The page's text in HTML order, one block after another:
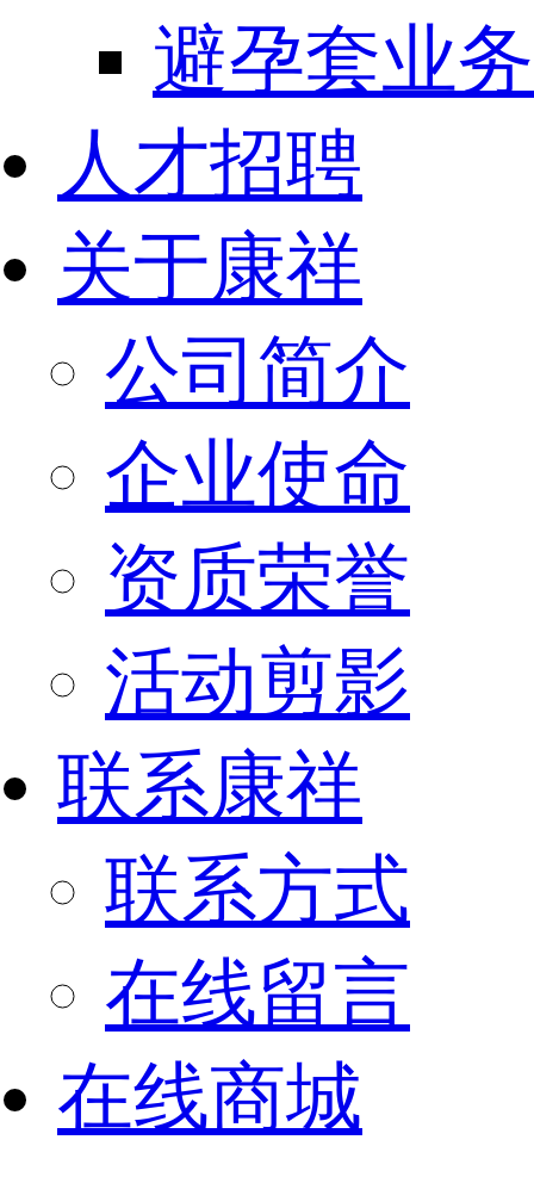
避孕套业务
人才招聘
关于康祥
公司简介
企业使命
资质荣誉
活动剪影
联系康祥
联系方式
在线留言
在线商城